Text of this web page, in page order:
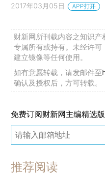
2017年03月05日 APP打开
财新网所刊载内容之知识
专属所有或持有。未经许
建立镜像等任何使用。
如有意愿转载，请发邮件至
确认及授权后，方可转载。
免费订阅财新网主编精选
推荐阅读